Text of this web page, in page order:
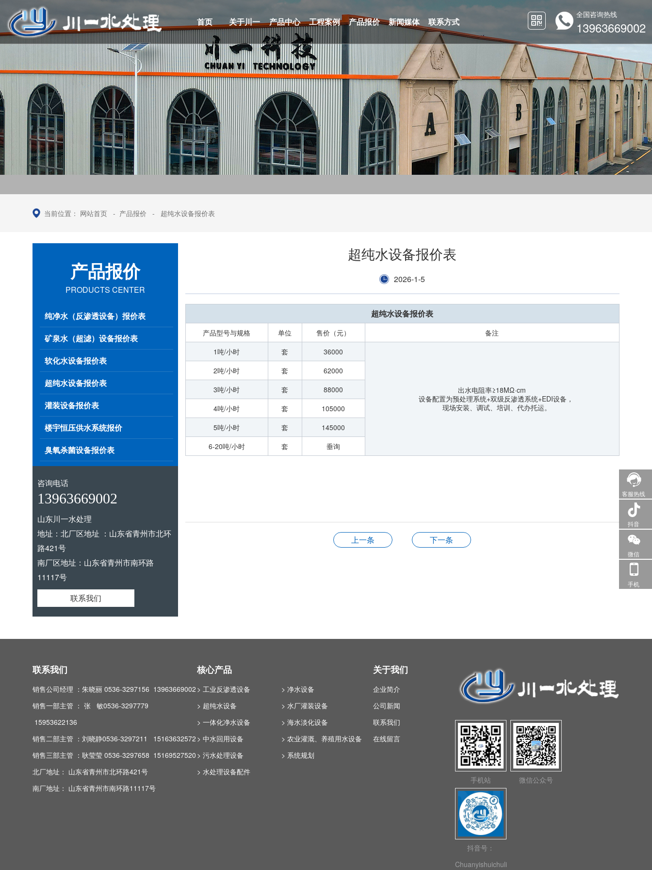
首页 关于川一 产品中心 工程案例 产品报价 新闻媒体 联系方式
全国咨询热线
13963669002
当前位置： 网站首页 - 产品报价 - 超纯水设备报价表
产品报价
PRODUCTS CENTER
纯净水（反渗透设备）报价表
矿泉水（超滤）设备报价表
软化水设备报价表
超纯水设备报价表
灌装设备报价表
楼宇恒压供水系统报价
臭氧杀菌设备报价表
咨询电话
13963669002
山东川一水处理
地址：北厂区地址 ：山东省青州市北环
路421号
南厂区地址：山东省青州市南环路
11117号
联系我们
超纯水设备报价表
2026-1-5
超纯水设备报价表
产品型号与规格 单位 售价（元）
备注
1吨/小时
套 36000
出水电阻率≥18MΩ·cm
设备配置为预处理系统+双级反渗透系统+EDI设备，
现场安装、调试、培训、代办托运。
2吨/小时 套
62000
3吨/小时
套
88000
4吨/小时
套
105000
5吨/小时
套
145000
6-20吨/小时
套 垂询
上一条 下一条
联系我们
销售公司经理 ：朱晓丽 0536-3297156 13963669002
销售一部主管 ： 张 敏0536-3297779
15953622136
销售二部主管 ：刘晓静0536-3297211 15163632572
销售三部主管 ：耿莹莹 0536-3297658 15169527520
北厂地址： 山东省青州市北环路421号
南厂地址： 山东省青州市南环路11117号
核心产品
> 工业反渗透设备
> 净水设备
> 超纯水设备
> 水厂灌装设备
> 一体化净水设备
> 海水淡化设备
> 中水回用设备
> 农业灌溉、养殖用水设备
> 污水处理设备
> 系统规划
> 水处理设备配件
关于我们
企业简介
公司新闻
联系我们
在线留言
手机站 微信公众号
抖音号：
Chuanyishuichuli
客服热线
抖音
微信
手机